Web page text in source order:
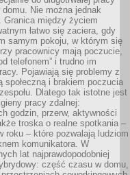
Nie można jednak
Granica między życiem
łatwo się zaciera, gdy
samym pokoju, w którym się
pracownicy mają poczucie,
telefonem” i trudno im
Pojawiają się problemy z
społeczną i brakiem poczucia
Dlatego tak istotne jest
pracy zdalnej:
godzin, przerw, aktywności
troska o realne spotkania –
roku – które pozwalają ludziom
komunikatora. W
lat najprawdopodobniej
część czasu w domu,